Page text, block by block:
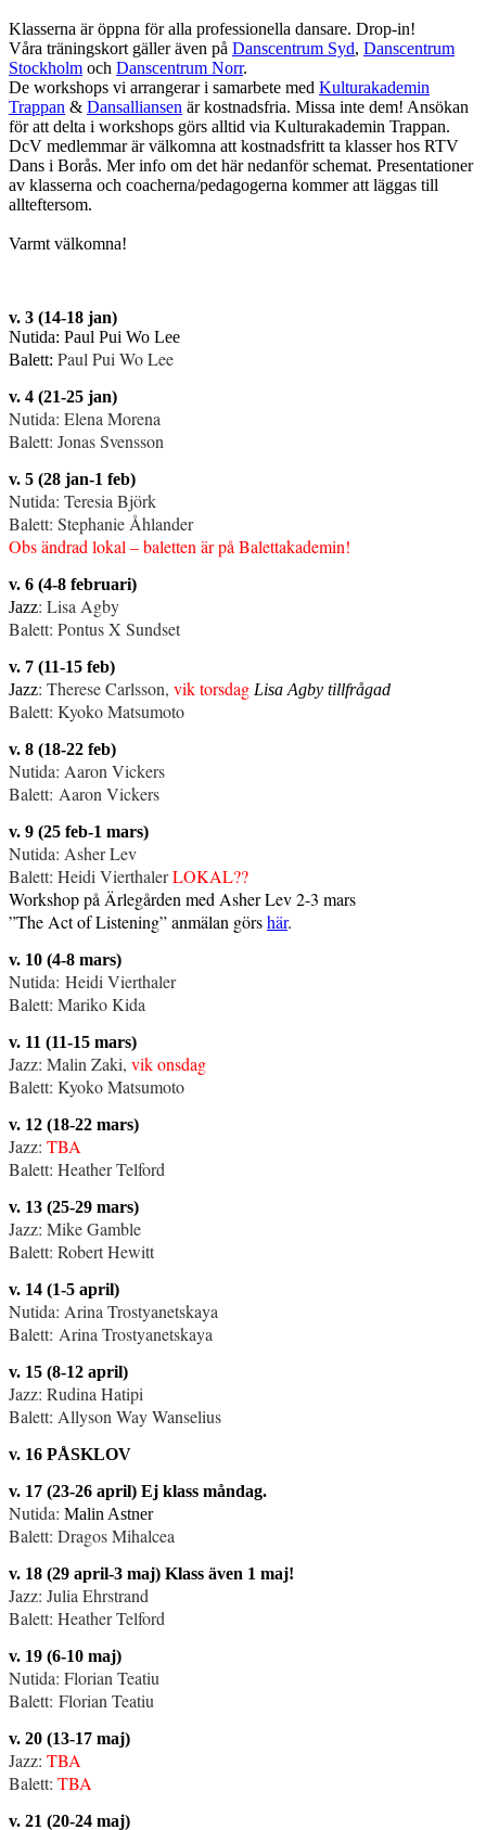
Klasserna är öppna för alla professionella dansare. Drop-in!
Våra träningskort gäller även på Danscentrum Syd, Danscentrum
Stockholm och Danscentrum Norr.
De workshops vi arrangerar i samarbete med Kulturakademin
Trappan & Dansalliansen är kostnadsfria. Missa inte dem! Ansökan
för att delta i workshops görs alltid via Kulturakademin Trappan.
DcV medlemmar är välkomna att kostnadsfritt ta klasser hos RTV
Dans i Borås. Mer info om det här nedanför schemat. Presentationer
av klasserna och coacherna/pedagogerna kommer att läggas till
allteftersom.
Varmt välkomna!
v. 3 (14-18 jan)
Nutida: Paul Pui Wo Lee
Balett: Paul Pui Wo Lee
v. 4 (21-25 jan)
Nutida: Elena Morena
Balett: Jonas Svensson
v. 5 (28 jan-1 feb)
Nutida: Teresia Björk
Balett: Stephanie Åhlander
Obs ändrad lokal – baletten är på Balettakademin!
v. 6 (4-8 februari)
Jazz: Lisa Agby
Balett: Pontus X Sundset
v. 7 (11-15 feb)
Jazz: Therese Carlsson, vik torsdag Lisa Agby tillfrågad
Balett: Kyoko Matsumoto
v. 8 (18-22 feb)
Nutida: Aaron Vickers
Balett: Aaron Vickers
v. 9 (25 feb-1 mars)
Nutida: Asher Lev
Balett: Heidi VierthalerLOKAL??
Workshop på Ärlegården med Asher Lev 2-3 mars
”The Act of Listening” anmälan görshär.
v. 10 (4-8 mars)
Nutida: Heidi Vierthaler
Balett: Mariko Kida
v. 11 (11-15 mars)
Jazz: Malin Zaki, vik onsdag
Balett: Kyoko Matsumoto
v. 12 (18-22 mars)
Jazz: TBA
Balett: Heather Telford
v. 13 (25-29 mars)
Jazz: Mike Gamble
Balett: Robert Hewitt
v. 14 (1-5 april)
Nutida: Arina Trostyanetskaya
Balett: Arina Trostyanetskaya
v. 15 (8-12 april)
Jazz: Rudina Hatipi
Balett: Allyson Way Wanselius
v. 16 PÅSKLOV
v. 17 (23-26 april) Ej klass måndag.
Nutida: Malin Astner
Balett: Dragos Mihalcea
v. 18 (29 april-3 maj) Klass även 1 maj!
Jazz: Julia Ehrstrand
Balett: Heather Telford
v. 19 (6-10 maj)
Nutida: Florian Teatiu
Balett: Florian Teatiu
v. 20 (13-17 maj)
Jazz: TBA
Balett: TBA
v. 21 (20-24 maj)